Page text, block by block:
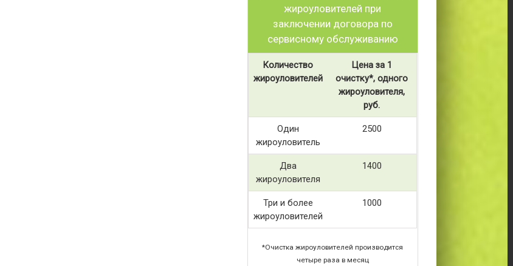
жироуловителей при
заключении договора по
сервисному обслуживанию
Количество
жироуловителей
Цена за 1
очистку*, одного
жироуловителя,
руб.
Один
жироуловитель
2500
Два
жироуловителя
1400
Три и более
жироуловителей
1000
*Очистка жироуловителей производится
четыре раза в месяц